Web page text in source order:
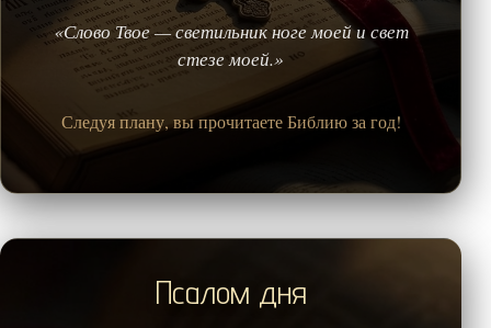
«Слово Твое — светильник ноге моей и свет
стезе моей.»
Следуя плану, вы прочитаете Библию за год!
Псалом дня